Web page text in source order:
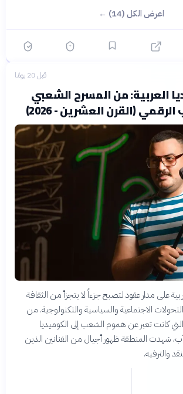
اعرض الكل (14) ←
قبل 20 يومًا
العربية: من المسرح الشعبي
(القرن العشرين - 2026)
على مدار عقود لتصبح جزءاً لا يتجزأ من الثقافة
الاجتماعية والسياسية والتكنولوجية. من
كانت تعبر عن هموم الشعب إلى الكوميديا
آب، شهدت المنطقة ظهور أجيال من الفنانين الذين
والترفيه.